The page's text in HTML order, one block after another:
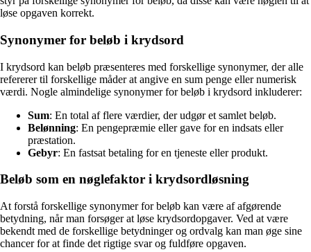
løse opgaven korrekt.
Synonymer for beløb i krydsord
I krydsord kan beløb præsenteres med forskellige synonymer, der alle
refererer til forskellige måder at angive en sum penge eller numerisk
værdi. Nogle almindelige synonymer for beløb i krydsord inkluderer:
Sum: En total af flere værdier, der udgør et samlet beløb.
Belønning: En pengepræmie eller gave for en indsats eller
præstation.
Gebyr: En fastsat betaling for en tjeneste eller produkt.
Beløb som en nøglefaktor i krydsordløsning
At forstå forskellige synonymer for beløb kan være af afgørende
betydning, når man forsøger at løse krydsordopgaver. Ved at være
bekendt med de forskellige betydninger og ordvalg kan man øge sine
chancer for at finde det rigtige svar og fuldføre opgaven.